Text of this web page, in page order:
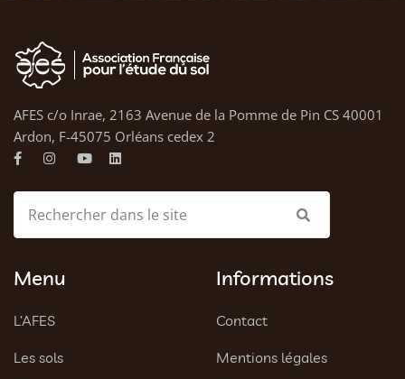
AFES c/o Inrae, 2163 Avenue de la Pomme de Pin CS 40001
Ardon, F-45075 Orléans cedex 2
Menu
L’AFES
Les sols
Informations
Contact
Mentions légales